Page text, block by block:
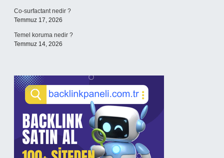
Co-surfactant nedir ?
Temmuz 17, 2026
Temel koruma nedir ?
Temmuz 14, 2026